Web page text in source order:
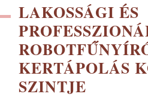
LAKOSSÁGI ÉS
KERTÁPOLÁS
SZINTJE